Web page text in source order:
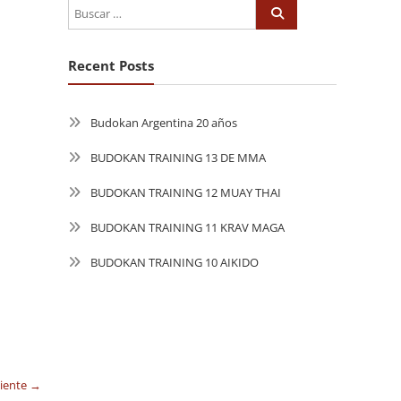
→
Recent Posts
Budokan Argentina 20 años
BUDOKAN TRAINING 13 DE MMA
BUDOKAN TRAINING 12 MUAY THAI
BUDOKAN TRAINING 11 KRAV MAGA
BUDOKAN TRAINING 10 AIKIDO